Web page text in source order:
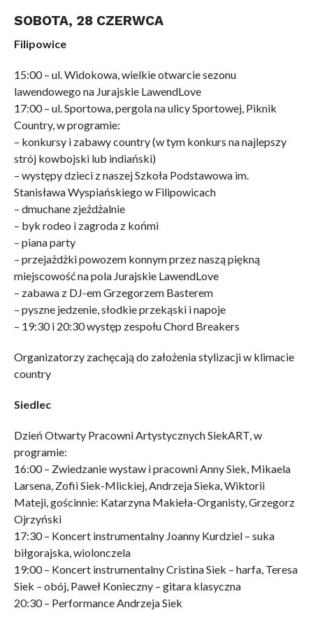
SOBOTA, 28 CZERWCA
Filipowice
15:00 – ul. Widokowa, wielkie otwarcie sezonu
lawendowego na Jurajskie LawendLove
17:00 – ul. Sportowa, pergola na ulicy Sportowej, Piknik
Country, w programie:
– konkursy i zabawy country (w tym konkurs na najlepszy
strój kowbojski lub indiański)
– występy dzieci z naszej Szkoła Podstawowa im.
Stanisława Wyspiańskiego w Filipowicach
– dmuchane zjeżdżalnie
– byk rodeo i zagroda z końmi
– piana party
– przejażdżki powozem konnym przez naszą piękną
miejscowość na pola Jurajskie LawendLove
– zabawa z DJ-em Grzegorzem Basterem
– pyszne jedzenie, słodkie przekąski i napoje
– 19:30 i 20:30 występ zespołu Chord Breakers
Organizatorzy zachęcają do założenia stylizacji w klimacie
country
Siedlec
Dzień Otwarty Pracowni Artystycznych SiekART, w
programie:
16:00 – Zwiedzanie wystaw i pracowni Anny Siek, Mikaela
Larsena, Zofii Siek-Mlickiej, Andrzeja Sieka, Wiktorii
Mateji, gościnnie: Katarzyna Makieła-Organisty, Grzegorz
Ojrzyński
17:30 – Koncert instrumentalny Joanny Kurdziel – suka
biłgorajska, wiolonczela
19:00 – Koncert instrumentalny Cristina Siek – harfa, Teresa
Siek – obój, Paweł Konieczny – gitara klasyczna
20:30 – Performance Andrzeja Siek